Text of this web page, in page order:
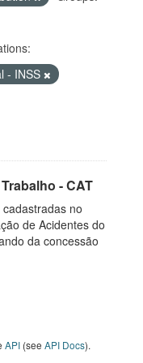
- INSS
- CAT
no
de Acidentes do
da concessão
API (see API Docs).